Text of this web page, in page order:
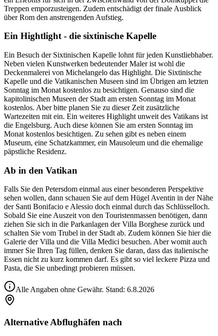
Treppen emporzusteigen. Zudem entschädigt der finale Ausblick
über Rom den anstrengenden Aufstieg.
Ein Hightlight - die sixtinische Kapelle
Ein Besuch der Sixtinischen Kapelle lohnt für jeden Kunstliebhaber.
Neben vielen Kunstwerken bedeutender Maler ist wohl die
Deckenmalerei von Michelangelo das Highlight. Die Sixtinische
Kapelle und die Vatikanischen Museen sind im Übrigen am letzten
Sonntag im Monat kostenlos zu besichtigen. Genauso sind die
kapitolinischen Museen der Stadt am ersten Sonntag im Monat
kostenlos. Aber bitte planen Sie zu dieser Zeit zusätzliche
Wartezeiten mit ein. Ein weiteres Highlight unweit des Vatikans ist
die Engelsburg. Auch diese können Sie am ersten Sonntag im
Monat kostenlos besichtigen. Zu sehen gibt es neben einem
Museum, eine Schatzkammer, ein Mausoleum und die ehemalige
päpstliche Residenz.
Ab in den Vatikan
Falls Sie den Petersdom einmal aus einer besonderen Perspektive
sehen wollen, dann schauen Sie auf dem Hügel Aventin in der Nähe
der Santi Bonifacio e Alessio doch einmal durch das Schlüsselloch.
Sobald Sie eine Auszeit von den Touristenmassen benötigen, dann
ziehen Sie sich in die Parkanlagen der Villa Borghese zurück und
schalten Sie vom Trubel in der Stadt ab. Zudem können Sie hier die
Galerie der Villa und die Villa Medici besuchen. Aber womit auch
immer Sie Ihren Tag füllen, denken Sie daran, dass das italienische
Essen nicht zu kurz kommen darf. Es gibt so viel leckere Pizza und
Pasta, die Sie unbedingt probieren müssen.
Alle Angaben ohne Gewähr. Stand: 6.8.2026
Alternative Abflughäfen nach